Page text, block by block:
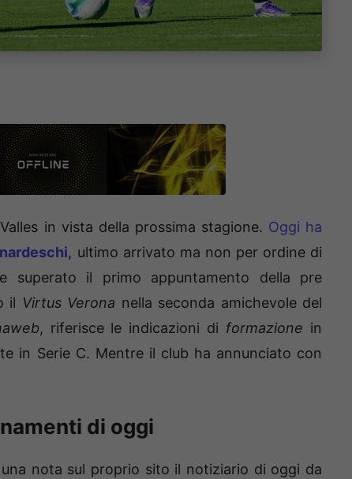
in vista della prossima stagione. Oggi ha
, ultimo arrivato ma non per ordine di
superato il primo appuntamento della pre
il Virtus Verona nella seconda amichevole del
, riferisce le indicazioni di formazione in
in Serie C. Mentre il club ha annunciato con
di oggi
nota sul proprio sito il notiziario di oggi da